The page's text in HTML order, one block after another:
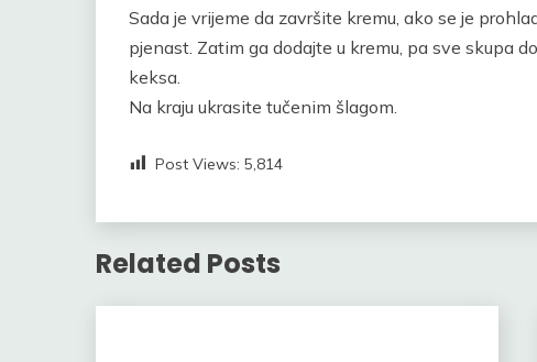
Sada je vrijeme da završite kremu, ako se je
pjenast. Zatim ga dodajte u kremu, pa sve skupa
keksa.
Na kraju ukrasite tučenim šlagom.
Post Views: 5,814
Related Posts